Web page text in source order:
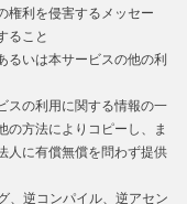
権利を侵害するメッセー
ること
るいは本サービスの他の利
スの利用に関する情報の一
の方法によりコピーし、ま
人に有償無償を問わず提供
、逆コンパイル、逆アセン